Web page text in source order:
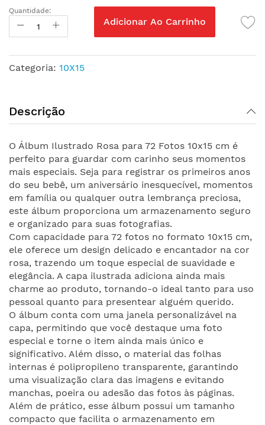
Quantidade:
Adicionar Ao Carrinho
Categoria: 10X15
Descrição
O Álbum Ilustrado Rosa para 72 Fotos 10x15 cm é
perfeito para guardar com carinho seus momentos
mais especiais. Seja para registrar os primeiros anos
do seu bebê, um aniversário inesquecível, momentos
em família ou qualquer outra lembrança preciosa,
este álbum proporciona um armazenamento seguro
e organizado para suas fotografias.
Com capacidade para 72 fotos no formato 10x15 cm,
ele oferece um design delicado e encantador na cor
rosa, trazendo um toque especial de suavidade e
elegância. A capa ilustrada adiciona ainda mais
charme ao produto, tornando-o ideal tanto para uso
pessoal quanto para presentear alguém querido.
O álbum conta com uma janela personalizável na
capa, permitindo que você destaque uma foto
especial e torne o item ainda mais único e
significativo. Além disso, o material das folhas
internas é polipropileno transparente, garantindo
uma visualização clara das imagens e evitando
manchas, poeira ou adesão das fotos às páginas.
Além de prático, esse álbum possui um tamanho
compacto que facilita o armazenamento em